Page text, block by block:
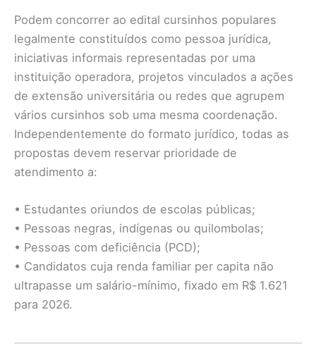
Podem concorrer ao edital cursinhos populares
legalmente constituídos como pessoa jurídica,
iniciativas informais representadas por uma
instituição operadora, projetos vinculados a ações
de extensão universitária ou redes que agrupem
vários cursinhos sob uma mesma coordenação.
Independentemente do formato jurídico, todas as
propostas devem reservar prioridade de
atendimento a:
• Estudantes oriundos de escolas públicas;
• Pessoas negras, indígenas ou quilombolas;
• Pessoas com deficiência (PCD);
• Candidatos cuja renda familiar per capita não
ultrapasse um salário-mínimo, fixado em R$ 1.621
para 2026.